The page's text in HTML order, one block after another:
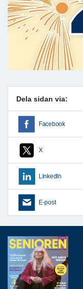
Dela sidan via:
Facebook
X
LinkedIn
E-post